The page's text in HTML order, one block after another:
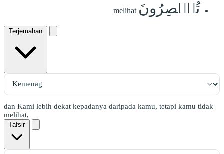
تُبۡصِرُونَ melihat
Terjemahan
dan Kami lebih dekat kepadanya daripada kamu, tetapi kamu tidak
melihat,
Tafsir